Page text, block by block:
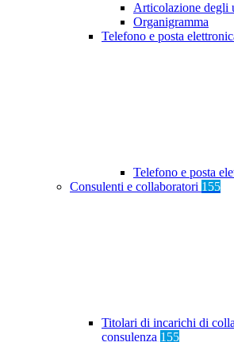
Articolazione degli
Organigramma
Telefono e posta
Telefono e posta
Consulenti e collaboratori 155
Titolari di incarichi di
consulenza 155